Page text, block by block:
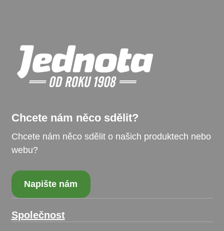
Chcete nám něco sdělit?
Chcete nám něco sdělit o našich produktech nebo
webu?
Napište nám
Společnost